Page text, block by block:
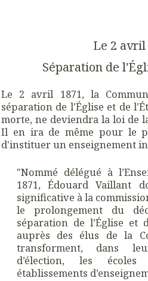
Le 2 avril
Séparation de
Le 2 avril 1871, la
séparation de l'Église et de
morte, ne deviendra la loi de
Il en ira de même pour le
d'instituer un enseignement
"Nommé délégué à
1871, Édouard Vaillant
significative à la
le prolongement du
séparation de l’Église et
auprès des élus de la
transforment, dans
d’élection, les écoles
établissements